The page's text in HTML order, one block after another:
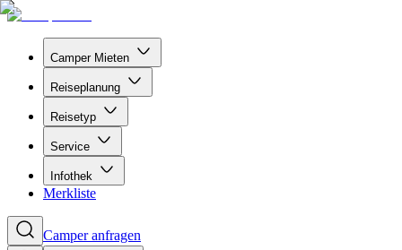
Camper Mieten
Reiseplanung
Reisetyp
Service
Infothek
Merkliste
Camper anfragen